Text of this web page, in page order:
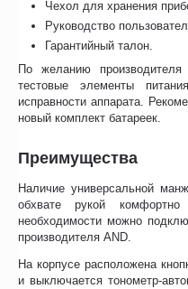
Чехол для хранения
Руководство
Гарантийный талон.
По желанию производителя
тестовые элементы
исправности аппарата.
новый комплект батареек.
Преимущества
Наличие универсальной
обхвате рукой
необходимости можно
производителя AND.
На корпусе расположена
и выключается тонометр-